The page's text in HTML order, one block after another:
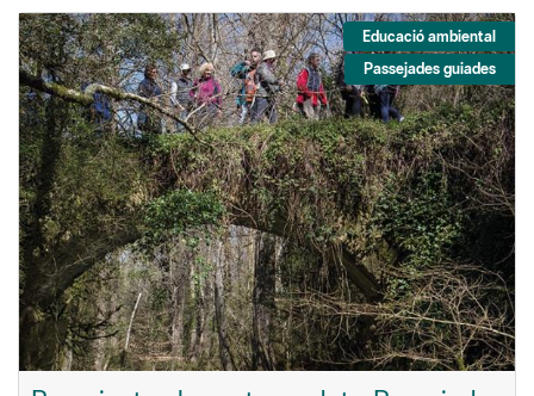
Passejades guiades
Passejant pels ponts perduts. Passejada
guiada